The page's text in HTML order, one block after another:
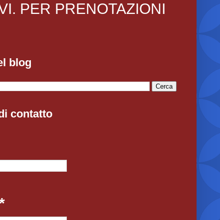
PER PRENOTAZIONI
blog
contatto